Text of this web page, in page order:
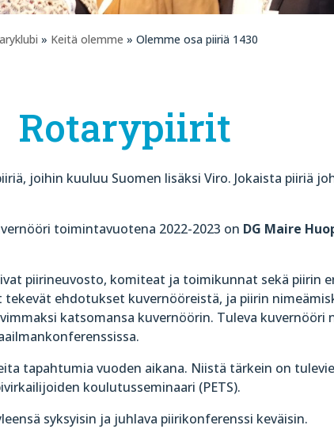
» Keitä olemme » Olemme osa piiriä 1430
Rotarypiirit
joihin kuuluu Suomen lisäksi Viro. Jokaista piiriä
toimintavuotena 2022-2023 on DG Maire
piirineuvosto, komiteat ja toimikunnat sekä piirin
tekevät ehdotukset kuvernööreistä, ja piirin
katsomansa kuvernöörin. Tuleva kuvernööri
tapahtumia vuoden aikana. Niistä tärkein on
koulutusseminaari (PETS).
syksyisin ja juhlava piirikonferenssi keväisin.